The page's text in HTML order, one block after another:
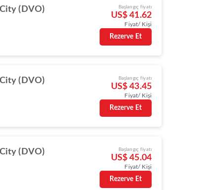
(DVO) Başlangıç fiyatı
US$ 41.62
Fiyat/ Kişi
Rezerve Et
(DVO) Başlangıç fiyatı
US$ 43.45
Fiyat/ Kişi
Rezerve Et
(DVO) Başlangıç fiyatı
US$ 45.04
Fiyat/ Kişi
Rezerve Et